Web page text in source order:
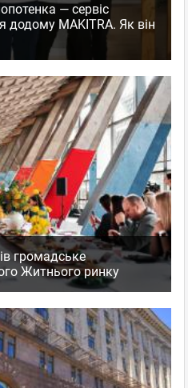
— сервіс
MAKITRA. Як він
громадське
Житнього ринку